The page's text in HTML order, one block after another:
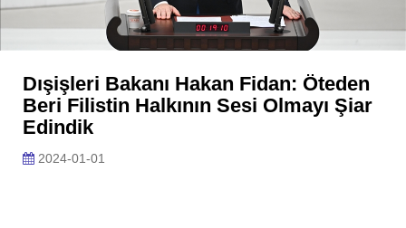
Dışişleri Bakanı Hakan Fidan: Öteden
Beri Filistin Halkının Sesi Olmayı Şiar
Edindik
2024-01-01